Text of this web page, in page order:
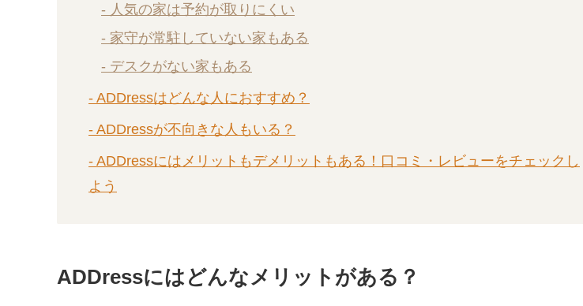
- 人気の家は予約が取りにくい
- 家守が常駐していない家もある
- デスクがない家もある
- ADDressはどんな人におすすめ？
- ADDressが不向きな人もいる？
- ADDressにはメリットもデメリットもある！口コミ・レビューをチェックし
よう
ADDressにはどんなメリットがある？